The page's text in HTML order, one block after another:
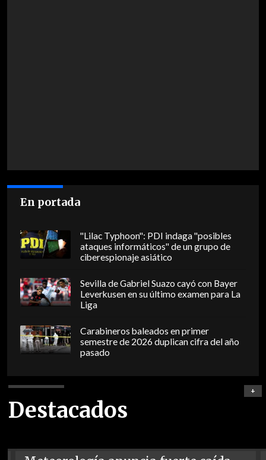
En portada
"Lilac Typhoon": PDI indaga "posibles
ataques informáticos" de un grupo de
ciberespionaje asiático
Sevilla de Gabriel Suazo cayó con Bayer
Leverkusen en su último examen para La
Liga
Carabineros baleados en primer
semestre de 2026 duplican cifra del año
pasado
Destacados
+